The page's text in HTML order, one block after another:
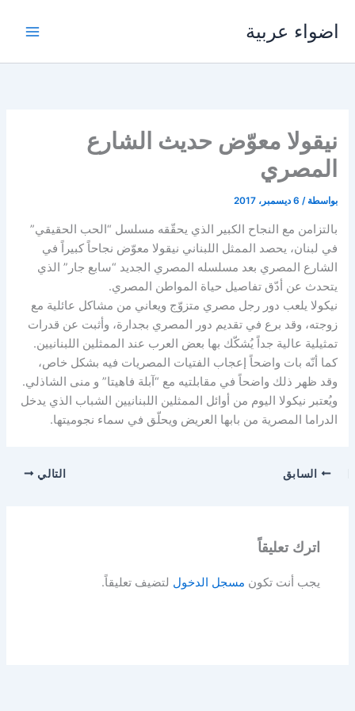
اضواء عربية
نيقولا معوّض حديث الشارع
المصري
بواسطة / 6 ديسمبر، 2017
بالتزامن مع النجاح الكبير الذي يحقّقه مسلسل “الحب الحقيقي”
في لبنان، يحصد الممثل اللبناني نيقولا معوّض نجاحاً كبيراً في
الشارع المصري بعد مسلسله المصري الجديد “سابع جار” الذي
يتحدث عن أدّق تفاصيل حياة المواطن المصري.
نيكولا يلعب دور رجل مصري متزوّج ويعاني من مشاكل عائلية مع
زوجته، وقد برع في تقديم دور المصري بجدارة، وأثبت عن قدرات
تمثيلية عالية جداً يُشكّك بها بعض العرب عند الممثلين اللبنانيين.
كما أنّه بات واضحاً إعجاب الفتيات المصريات فيه بشكل خاص،
وقد ظهر ذلك واضحاً في مقابلتيه مع “آبلة فاهيتا” و منى الشاذلي.
ويُعتبر نيكولا اليوم من أوائل الممثلين اللبنانيين الشباب الذي يدخل
الدراما المصرية من بابها العريض ويحلّق في سماء نجوميتها.
السابق التالي
اترك تعليقاً
يجب أنت تكون مسجل الدخول لتضيف تعليقاً.